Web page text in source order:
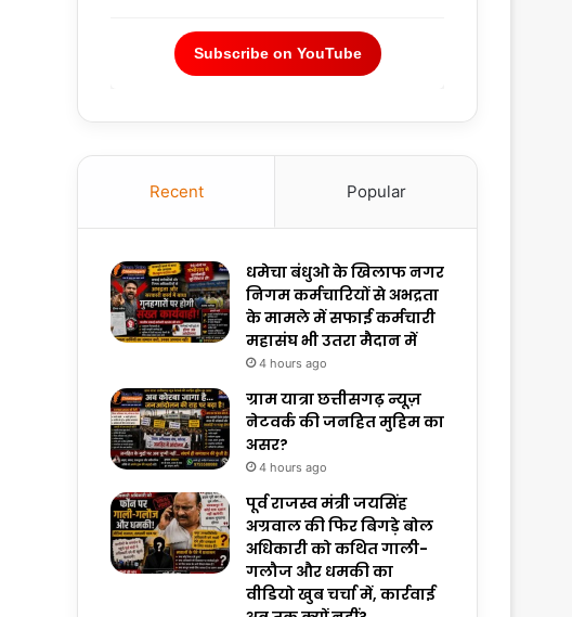
Subscribe on YouTube
Recent Popular
धमेचा बंधुओ के खिलाफ नगर
निगम कर्मचारियों से अभद्रता
के मामले में सफाई कर्मचारी
महासंघ भी उतरा मैदान में
4 hours ago
ग्राम यात्रा छत्तीसगढ़ न्यूज़
नेटवर्क की जनहित मुहिम का
असर?
4 hours ago
पूर्व राजस्व मंत्री जयसिंह
अग्रवाल की फिर बिगड़े बोल
अधिकारी को कथित गाली-
गलौज और धमकी का
वीडियो खुब चर्चा में, कार्रवाई